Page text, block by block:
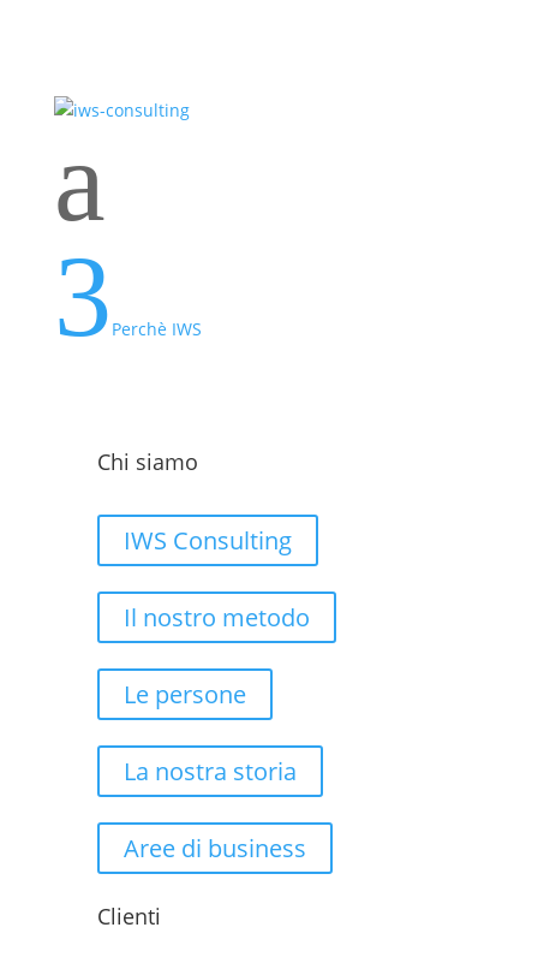
a
3 Perchè IWS
Chi siamo
IWS Consulting
Il nostro metodo
Le persone
La nostra storia
Aree di business
Clienti